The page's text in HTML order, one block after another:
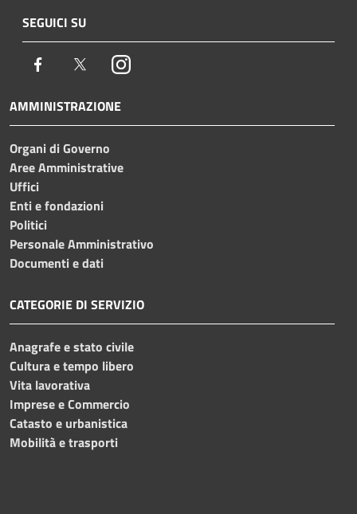
SEGUICI SU
Facebook TwitterInstagram
AMMINISTRAZIONE
Organi di Governo
Aree Amministrative
Uffici
Enti e fondazioni
Politici
Personale Amministrativo
Documenti e dati
CATEGORIE DI SERVIZIO
Anagrafe e stato civile
Cultura e tempo libero
Vita lavorativa
Imprese e Commercio
Catasto e urbanistica
Mobilità e trasporti